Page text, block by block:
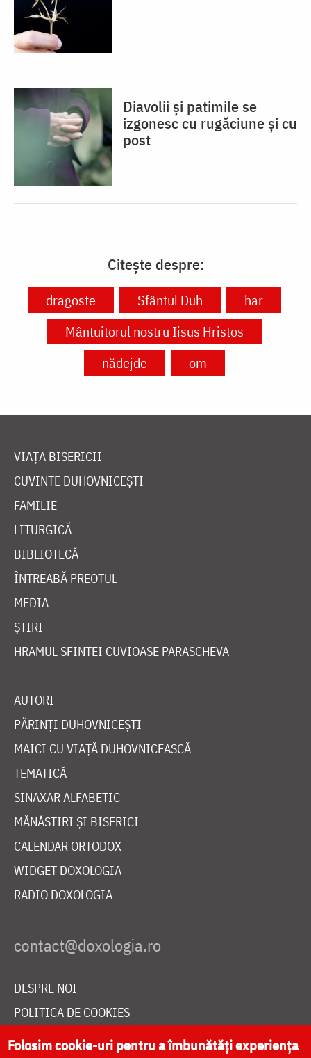
Diavolii și patimile se
izgonesc cu rugăciune și cu
post
Citește despre:
dragoste Sfântul Duh
har
Mântuitorul nostru Iisus Hristos
nădejde
om
VIAȚA BISERICII
CUVINTE DUHOVNICEȘTI
FAMILIE
LITURGICĂ
BIBLIOTECĂ
ÎNTREABĂ PREOTUL
MEDIA
ȘTIRI
HRAMUL SFINTEI CUVIOASE PARASCHEVA
AUTORI
PĂRINȚI DUHOVNICEȘTI
MAICI CU VIAȚĂ DUHOVNICEASCĂ
TEMATICĂ
SINAXAR ALFABETIC
MĂNĂSTIRI ȘI BISERICI
CALENDAR ORTODOX
WIDGET DOXOLOGIA
RADIO DOXOLOGIA
DESPRE NOI
POLITICA DE COOKIES
DONEAZĂ ONLINE PENTRU CATEDRALA NAȚIONALĂ
Folosim cookie-uri pentru a îmbunătăți experiența